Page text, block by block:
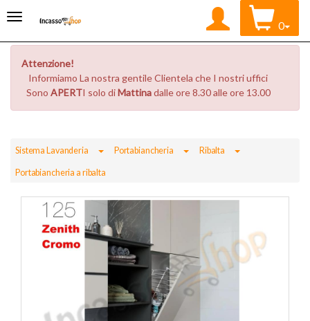
0
Attenzione!
Informiamo La nostra gentile Clientela che I nostri uffici
Sono APERTI solo diMattinadalle ore 8.30 alle ore 13.00
Sistema Lavanderia Toggle Dropdown
Portabiancheria Toggle Dropdown
Ribalta Toggle Dropdown
Portabiancheria a ribalta